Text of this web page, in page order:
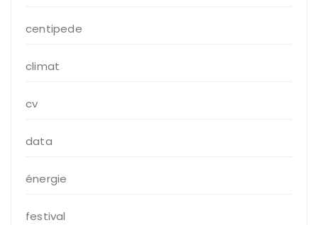
centipede
climat
cv
data
énergie
festival